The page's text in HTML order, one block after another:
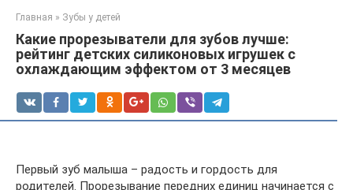
Главная » Зубы у детей
Какие прорезыватели для зубов лучше:
рейтинг детских силиконовых игрушек с
охлаждающим эффектом от 3 месяцев
Первый зуб малыша – радость и гордость для
родителей. Прорезывание передних единиц начинается с